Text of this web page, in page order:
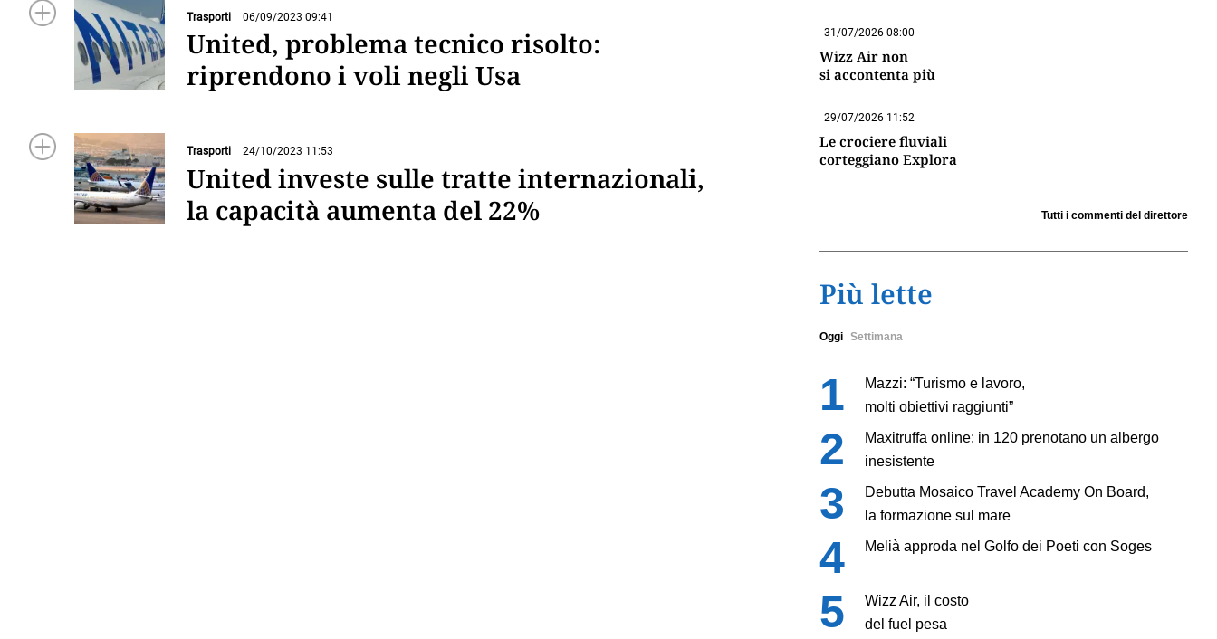
Trasporti 06/09/2023 09:41
United, problema tecnico risolto:
riprendono i voli negli Usa
Trasporti 24/10/2023 11:53
United investe sulle tratte internazionali,
la capacità aumenta del 22%
31/07/2026 08:00
Wizz Air non
si accontenta più
29/07/2026 11:52
Le crociere fluviali
corteggiano Explora
Tutti i commenti del direttore
Più lette
Oggi Settimana
Mazzi: “Turismo e lavoro,
molti obiettivi raggiunti”
Maxitruffa online: in 120 prenotano un albergo
inesistente
Debutta Mosaico Travel Academy On Board,
la formazione sul mare
Melià approda nel Golfo dei Poeti con Soges
Wizz Air, il costo
del fuel pesa